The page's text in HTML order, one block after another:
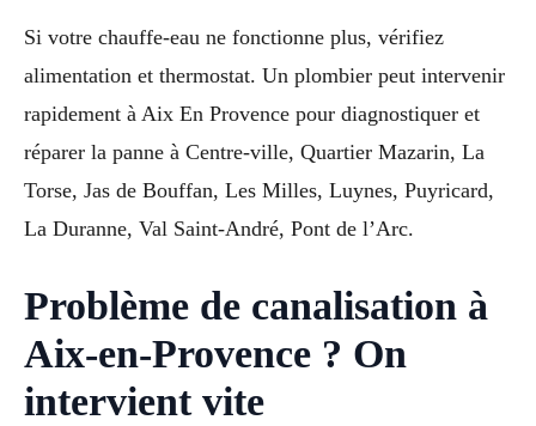
Si votre chauffe-eau ne fonctionne plus, vérifiez
alimentation et thermostat. Un plombier peut intervenir
rapidement à Aix En Provence pour diagnostiquer et
réparer la panne à Centre-ville, Quartier Mazarin, La
Torse, Jas de Bouffan, Les Milles, Luynes, Puyricard,
La Duranne, Val Saint-André, Pont de l’Arc.
Problème de canalisation à
Aix-en-Provence ? On
intervient vite